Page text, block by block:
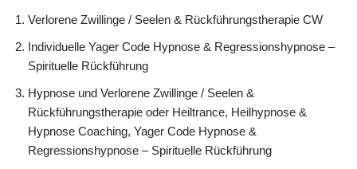
Verlorene Zwillinge / Seelen & Rückführungstherapie CW
Individuelle Yager Code Hypnose & Regressionshypnose –
Spirituelle Rückführung
Hypnose und Verlorene Zwillinge / Seelen &
Rückführungstherapie oder Heiltrance, Heilhypnose &
Hypnose Coaching, Yager Code Hypnose &
Regressionshypnose – Spirituelle Rückführung